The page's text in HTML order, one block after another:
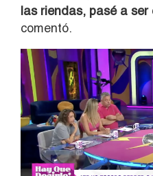
las riendas, pasé a
comentó.